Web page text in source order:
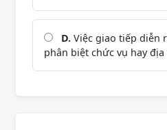
D. Việc giao tiếp diễn
phân biệt chức vụ hay địa